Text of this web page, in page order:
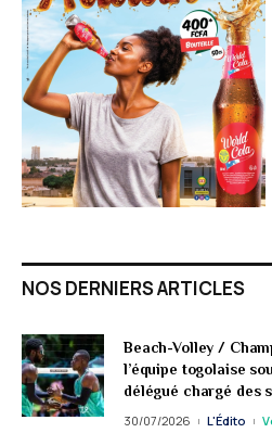
NOS DERNIERS ARTICLES
Beach-Volley /
l’équipe togolaise
délégué chargé des
30/07/2026 L'Édito